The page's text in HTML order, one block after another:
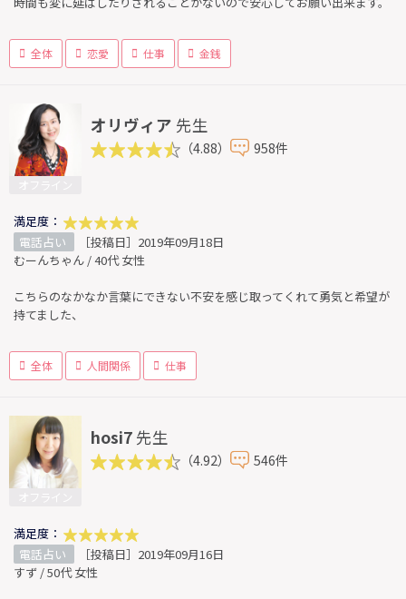
全体 恋愛 仕事 金銭
オリヴィア 先生
（4.88） 958件
満足度：
電話占い
［投稿日］2019年09月18日
むーんちゃん / 40代 女性
こちらのなかなか言葉にできない不安を感じ取ってくれて勇気と希望が
持てました、
全体 人間関係 仕事
hosi7 先生
（4.92） 546件
満足度：
電話占い
［投稿日］2019年09月16日
すず / 50代 女性